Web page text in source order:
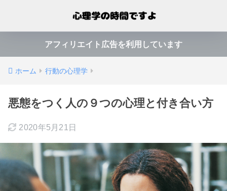
アフィリエイト広告を利用しています
ホーム 行動の心理学
悪態をつく人の９つの心理と付き合い方
2020年5月21日